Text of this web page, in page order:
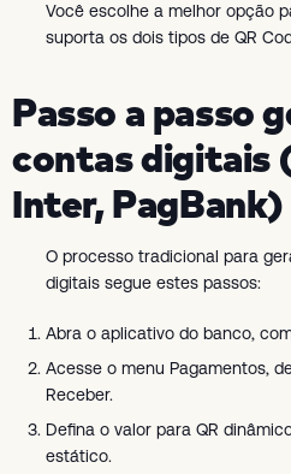
Você escolhe a melhor opção
suporta os dois tipos de QR
Passo a passo
contas digitais
Inter, PagBank)
O processo tradicional para
digitais segue estes passos:
Abra o aplicativo do banco,
Acesse o menu Pagamentos,
Receber.
Defina o valor para QR
estático.